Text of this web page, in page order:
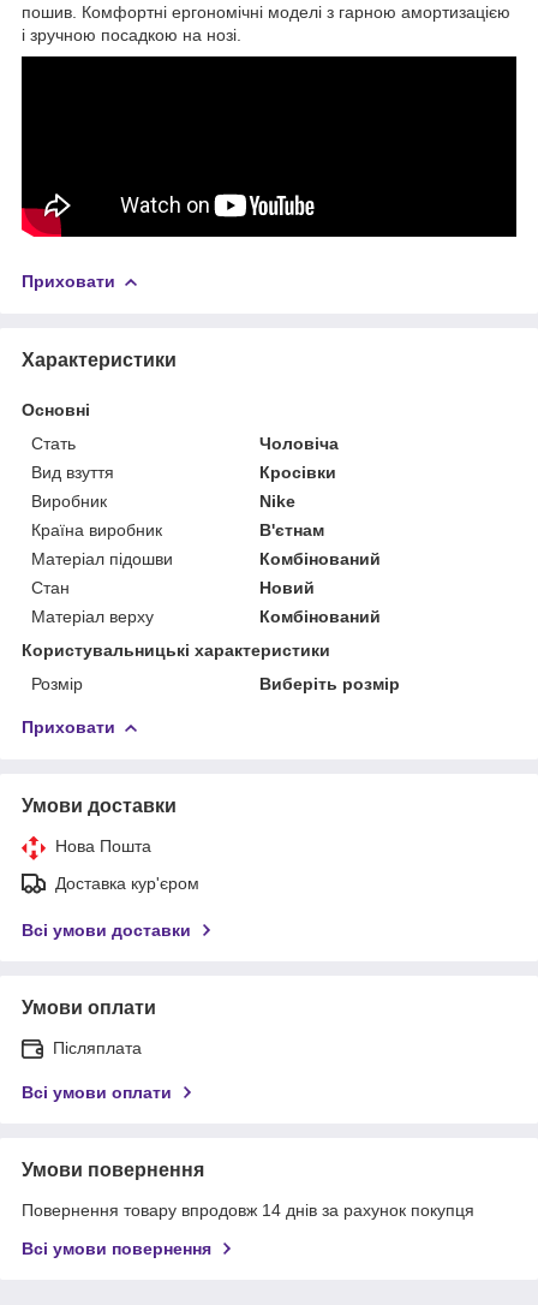
пошив. Комфортні ергономічні моделі з гарною амортизацією
і зручною посадкою на нозі.
Приховати
Характеристики
Основні
Стать
Чоловіча
Вид взуття
Кросівки
Виробник
Nike
Країна виробник
В'єтнам
Матеріал підошви
Комбінований
Стан
Новий
Матеріал верху
Комбінований
Користувальницькі характеристики
Розмір
Виберіть розмір
Приховати
Умови доставки
Нова Пошта
Доставка кур'єром
Всі умови доставки
Умови оплати
Післяплата
Всі умови оплати
Умови повернення
Повернення товару впродовж 14 днів за рахунок покупця
Всі умови повернення